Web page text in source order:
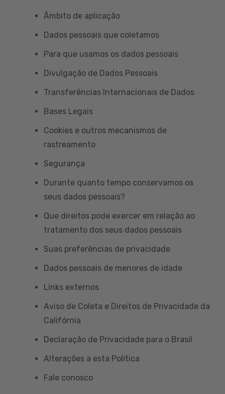
Âmbito de aplicação
Dados pessoais que coletamos
Para que usamos os dados pessoais
Divulgação de Dados Pessoais
Transferências Internacionais de Dados
Bases Legais
Cookies e outros mecanismos de
rastreamento
Segurança
Durante quanto tempo conservamos os
seus dados pessoais?
Que direitos pode exercer em relação ao
tratamento dos seus dados pessoais
Suas preferências de privacidade
Dados pessoais de menores de idade
Links externos
Aviso de Coleta e Direitos de Privacidade da
Califórnia
Declaração de Privacidade para o Brasil
Alterações a esta Política
Fale conosco